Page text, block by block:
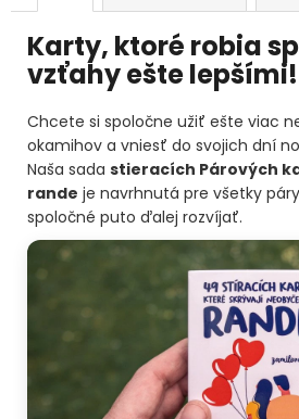
Karty, ktoré robia
vzťahy ešte lepšími!
Chcete si spoločne užiť ešte viac
okamihov a vniesť do svojich dní
Naša sada stieracích Párových
rande je navrhnutá pre všetky
spoločné puto ďalej rozvíjať.